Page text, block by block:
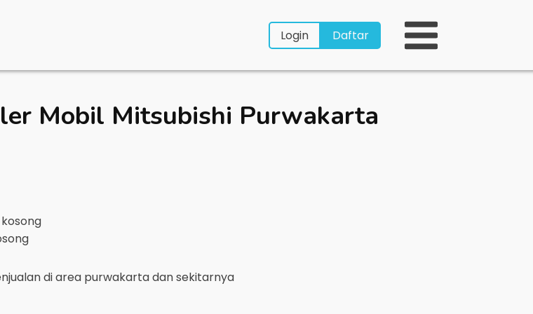
Login Daftar
Mobil Mitsubishi Purwakarta
di area purwakartadan sekitarnya